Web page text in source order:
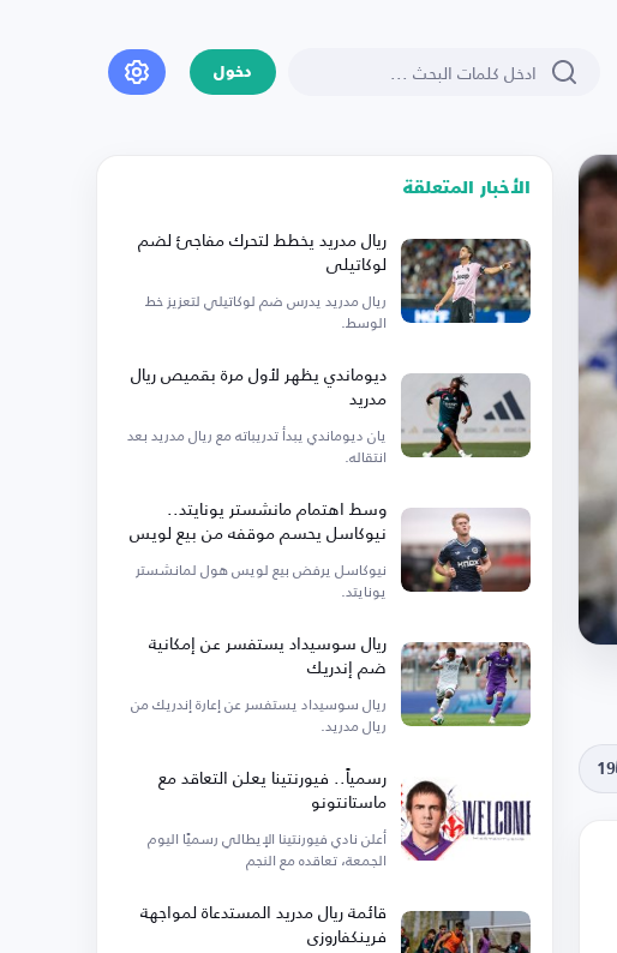
دخول
19
الأخبار المتعلقة
ريال مدريد يخطط لتحرك مفاجئ لضم
لوكاتيلي
ريال مدريد يدرس ضم لوكاتيلي لتعزيز خط
الوسط.
ديوماندي يظهر لأول مرة بقميص ريال
مدريد
يان ديوماندي يبدأ تدريباته مع ريال مدريد بعد
انتقاله.
وسط اهتمام مانشستر يونايتد..
نيوكاسل يحسم موقفه من بيع لويس
نيوكاسل يرفض بيع لويس هول لمانشستر
يونايتد.
ريال سوسيداد يستفسر عن إمكانية
ضم إندريك
ريال سوسيداد يستفسر عن إعارة إندريك من
ريال مدريد.
رسمياً.. فيورنتينا يعلن التعاقد مع
ماستانتونو
أعلن نادي فيورنتينا الإيطالي رسميًا اليوم
الجمعة، تعاقده مع النجم
قائمة ريال مدريد المستدعاة لمواجهة
فرينكفاروزي